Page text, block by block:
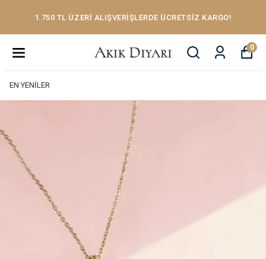
1.750 TL ÜZERİ ALIŞVERİŞLERDE ÜCRETSİZ KARGO!
0
EN YENİLER